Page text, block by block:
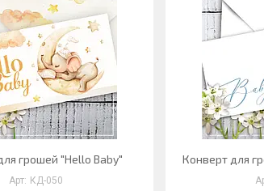
грошей "Hello Baby"
КД-050
Конверт для